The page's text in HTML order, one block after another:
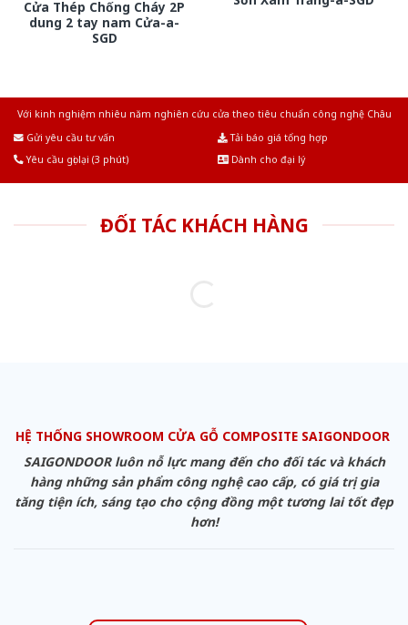
Cửa Thép Chống Cháy 2P
dung 2 tay nam Cửa-a-
SGD
Với kinh nghiệm nhiêu năm nghiên cứu cửa theo tiêu chuẩn công nghệ Châu
Gửi yêu cầu tư vấn
Tải báo giá tổng hợp
Yêu cầu gọi lại (3 phút)
Dành cho đại lý
ĐỐI TÁC KHÁCH HÀNG
HỆ THỐNG SHOWROOM CỬA GỖ COMPOSITE SAIGONDOOR
SAIGONDOOR luôn nỗ lực mang đến cho đối tác và khách
hàng những sản phẩm công nghệ cao cấp, có giá trị gia
tăng tiện ích, sáng tạo cho cộng đồng một tương lai tốt đẹp
hơn!